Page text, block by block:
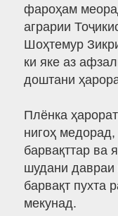
фароҳам
аграрии
Шоҳтемур
ки яке аз
доштани
Плёнка
нигоҳ медорад,
барвақттар ва
шудани
барвақт пухта
мекунад.